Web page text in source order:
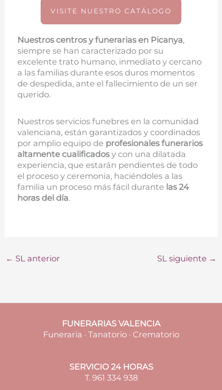
VISITE NUESTRO CATÁLOGO
Nuestros centros y funerarias en Picanya,
siempre se han caracterizado por su
excelente trato humano, inmediato y cercano
a las familias durante esos duros momentos
de despedida, ante el fallecimiento de un ser
querido.
Nuestros servicios funebres en la comunidad
valenciana, están garantizados y coordinados
por amplio equipo de profesionales funerarios
altamente cualificados y con una dilatada
experiencia, que estarán pendientes de todo
el proceso y ceremonia, haciéndoles a las
familia un proceso más fácil durante las 24
horas del día.
← SL anterior SL siguiente →
FUNERARIAS VALENCIA
Funeraria · Tanatorio · Crematorio
SERVICIO 24 HORAS
T. 961 334 938